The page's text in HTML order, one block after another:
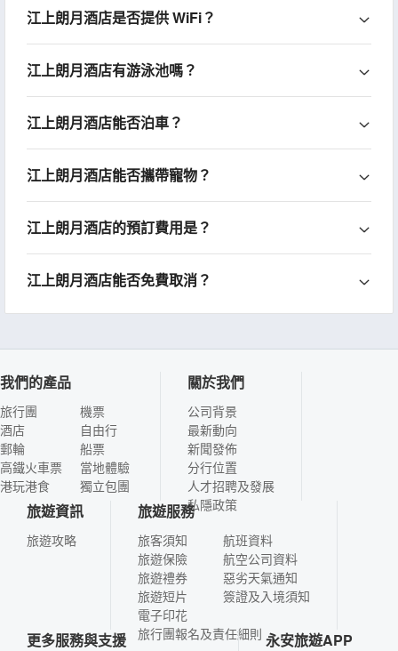
江上朗月酒店是否提供 WiFi？
江上朗月酒店有游泳池嗎？
江上朗月酒店能否泊車？
江上朗月酒店能否攜帶寵物？
江上朗月酒店的預訂費用是？
江上朗月酒店能否免費取消？
我們的產品
旅行團
酒店
郵輪
高鐵火車票
港玩港食
機票
自由行
船票
當地體驗
獨立包團
關於我們
公司背景
最新動向
新聞發佈
分行位置
人才招聘及發展
私隱政策
旅遊資訊
旅遊攻略
旅遊服務
旅客須知
旅遊保險
旅遊禮券
旅遊短片
電子印花
航班資料
航空公司資料
惡劣天氣通知
簽證及入境須知
旅行團報名及責任細則
更多服務與支援 永安旅遊APP